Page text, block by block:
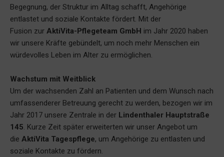
Begegnung, der Struktur im Alltag schafft, Angehörige
entlastet und soziale Kontakte fördert. Mit der
Fusion zur AktiVita-Pflegeteam GmbH im Jahr 2020 haben
wir unsere Kräfte gebündelt, um noch mehr Menschen ein
würdevolles Leben im Alter zu ermöglichen.
Wachstum mit Weitblick
Um der wachsenden Zahl an Patienten und dem Wunsch nach
umfassenderer Betreuung gerecht zu werden, bezogen wir im
Jahr 2017 unsere Zentrale in der Lindenthaler Hauptstraße
145 . Kurze Zeit später erweiterten wir unser Angebot um
die AktiVita Tagespflege, um Angehörige zu entlasten und
soziale Kontakte zu fördern.